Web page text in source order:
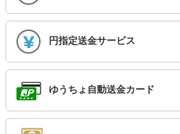
円指定送金サービス
ゆうちょ自動送金カード